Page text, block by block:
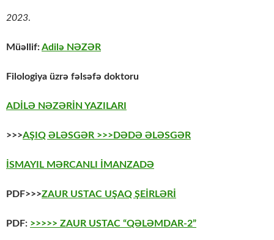
2023.
Müəllif:Adilə NƏZƏR
Filologiya üzrə fəlsəfə doktoru
ADİLƏ NƏZƏRİN YAZILARI
>>>AŞIQ ƏLƏSGƏR >>>DƏDƏ ƏLƏSGƏR
İSMAYIL MƏRCANLI İMANZADƏ
PDF>>>ZAUR USTAC UŞAQ ŞEİRLƏRİ
PDF: >>>>> ZAUR USTAC “QƏLƏMDAR-2”